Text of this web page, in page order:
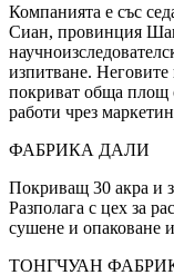
Компанията е със
Сиан, провинция
изпитване.
покриват обща площ
работи чрез
ФАБРИКА ДАЛИ
Покриващ 30 акра и
Разполага с цех за
сушене и опаковане
ТОНГЧУАН